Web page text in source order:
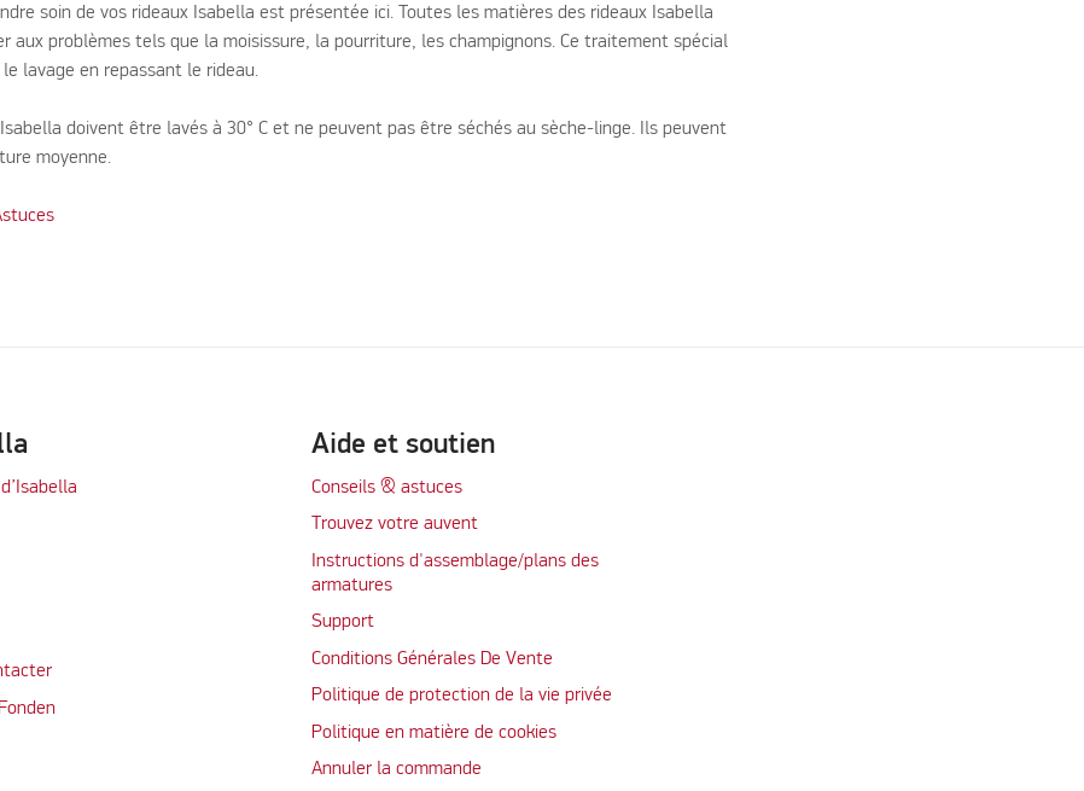
soin de vos rideaux Isabella est présentée ici. Toutes les matières des rideaux Isabella
aux problèmes tels que la moisissure, la pourriture, les champignons. Ce traitement spécial
lavage en repassant le rideau.
doivent être lavés à 30° C et ne peuvent pas être séchés au sèche-linge. Ils peuvent
moyenne.
Aide et soutien
Conseils & astuces
Trouvez votre auvent
Instructions d'assemblage/plans des
armatures
Support
Conditions Générales De Vente
Politique de protection de la vie privée
Politique en matière de cookies
Annuler la commande